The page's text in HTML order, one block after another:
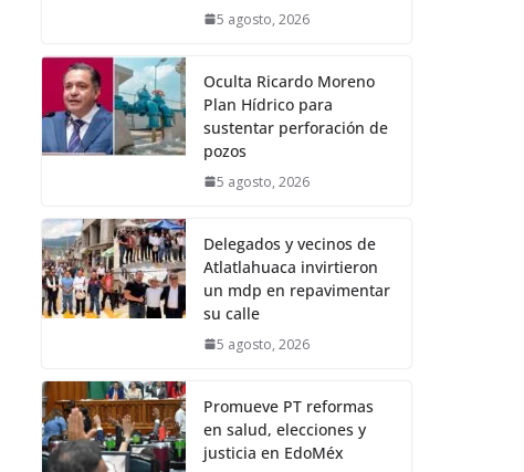
5 agosto, 2026
Oculta Ricardo Moreno
Plan Hídrico para
sustentar perforación de
pozos
5 agosto, 2026
Delegados y vecinos de
Atlatlahuaca invirtieron
un mdp en repavimentar
su calle
5 agosto, 2026
Promueve PT reformas
en salud, elecciones y
justicia en EdoMéx